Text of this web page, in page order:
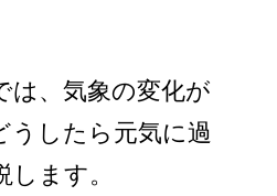
は、気象の変化が
うしたら元気に過
ます。